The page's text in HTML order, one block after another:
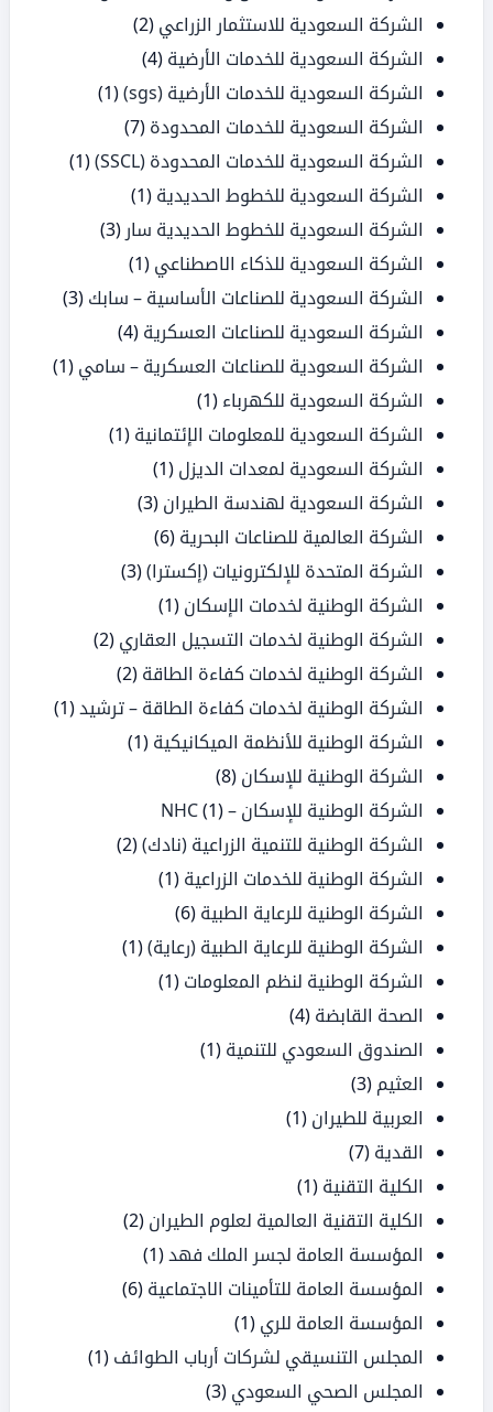
الشركة السعودية للاستثمار الزراعي (2)
الشركة السعودية للخدمات الأرضية (4)
الشركة السعودية للخدمات الأرضية (sgs)
(1)
الشركة السعودية للخدمات المحدودة (7)
الشركة السعودية للخدمات المحدودة (SSCL)
(1)
الشركة السعودية للخطوط الحديدية (1)
الشركة السعودية للخطوط الحديدية سار (3)
الشركة السعودية للذكاء الاصطناعي (1)
الشركة السعودية للصناعات الأساسية – سابك (3)
الشركة السعودية للصناعات العسكرية (4)
الشركة السعودية للصناعات العسكرية – سامي (1)
الشركة السعودية للكهرباء (1)
الشركة السعودية للمعلومات الإئتمانية (1)
الشركة السعودية لمعدات الديزل (1)
الشركة السعودية لهندسة الطيران (3)
الشركة العالمية للصناعات البحرية (6)
الشركة المتحدة للإلكترونيات (إكسترا)(3)
الشركة الوطنية لخدمات الإسكان (1)
الشركة الوطنية لخدمات التسجيل العقاري (2)
الشركة الوطنية لخدمات كفاءة الطاقة (2)
الشركة الوطنية لخدمات كفاءة الطاقة – ترشيد(1)
الشركة الوطنية للأنظمة الميكانيكية (1)
الشركة الوطنية للإسكان (8)
الشركة الوطنية للإسكان – NHC(1)
الشركة الوطنية للتنمية الزراعية (نادك)(2)
الشركة الوطنية للخدمات الزراعية (1)
الشركة الوطنية للرعاية الطبية (6)
الشركة الوطنية للرعاية الطبية (رعاية)(1)
الشركة الوطنية لنظم المعلومات (1)
الصحة القابضة (4)
الصندوق السعودي للتنمية (1)
العثيم (3)
العربية للطيران (1)
القدية (7)
الكلية التقنية (1)
الكلية التقنية العالمية لعلوم الطيران (2)
المؤسسة العامة لجسر الملك فهد(1)
المؤسسة العامة للتأمينات الاجتماعية (6)
المؤسسة العامة للري (1)
المجلس التنسيقي لشركات أرباب الطوائف (1)
المجلس الصحي السعودي (3)